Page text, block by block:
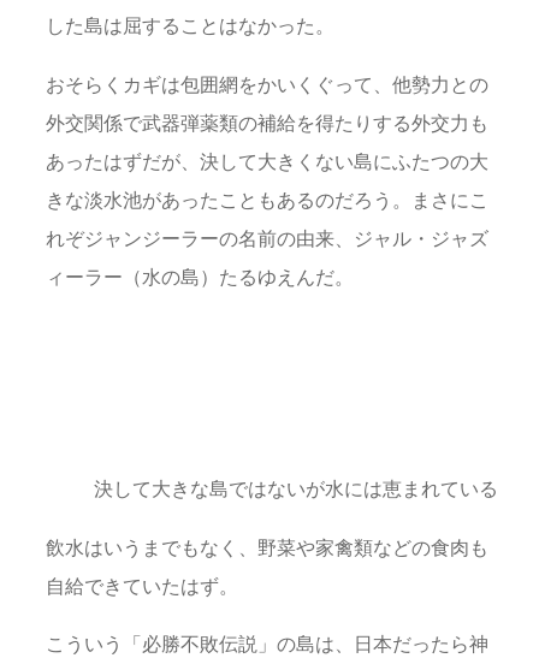
した島は屈することはなかった。
おそらくカギは包囲網をかいくぐって、他勢力との
外交関係で武器弾薬類の補給を得たりする外交力も
あったはずだが、決して大きくない島にふたつの大
きな淡水池があったこともあるのだろう。まさにこ
れぞジャンジーラーの名前の由来、ジャル・ジャズ
ィーラー（水の島）たるゆえんだ。
決して大きな島ではないが水には恵まれている
飲水はいうまでもなく、野菜や家禽類などの食肉も
自給できていたはず。
こういう「必勝不敗伝説」の島は、日本だったら神